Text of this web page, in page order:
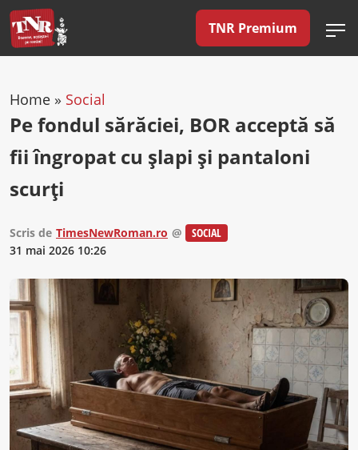
TNR Premium
Home » Social
Pe fondul sărăciei, BOR acceptă să
fii îngropat cu șlapi și pantaloni
scurți
Scris de TimesNewRoman.ro @
SOCIAL
31 mai 2026 10:26